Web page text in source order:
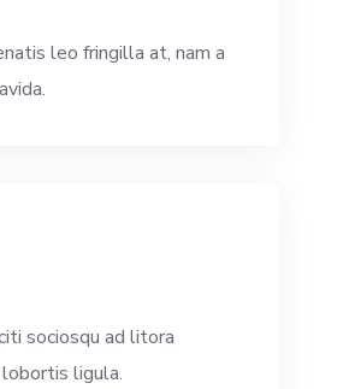
leo fringilla at, nam a
sociosqu ad litora
ligula.